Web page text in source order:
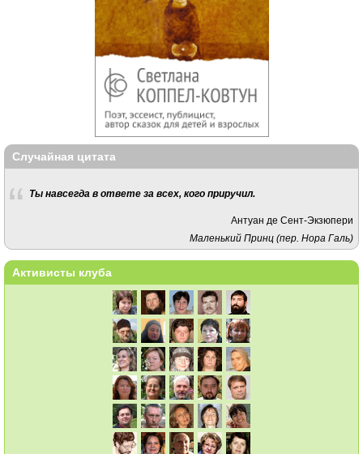
Случайная цитата
Ты на­все­гда в от­ве­те за всех, кого при­ру­чил.
Антуан де Сент-Экзюпери
Маленький Принц (пер. Нора Галь)
Активисты клуба